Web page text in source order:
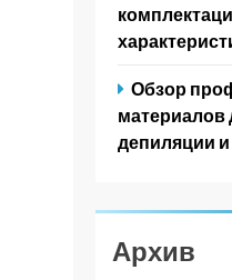
Обзор
материалов
депиляции
Архив